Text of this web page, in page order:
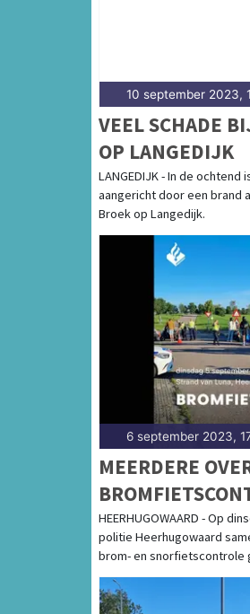
10 september 2023,
VEEL SCHADE
OP LANGEDIJK
LANGEDIJK - In de
aangericht door een brand
Broek op Langedijk.
6 september 2023,
MEERDERE
LUNA
HEERHUGOWAARD - Op
politie Heerhugowaard
brom- en snorfietscontrole